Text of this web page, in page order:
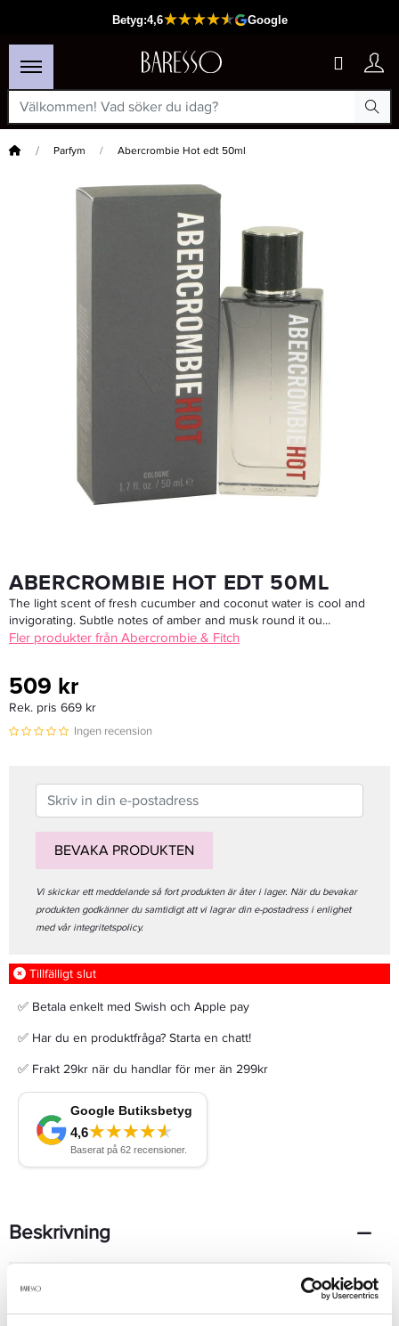
Hem Parfym Abercrombie Hot edt 50ml
Passar din varukorg
Maria Nila Head & Hair Heal Care Duo 2x500 Ml
Rek. pris 849 kr 669 kr
LÄGG I VARUKORGEN
ABERCROMBIE HOT EDT 50ML
The light scent of fresh cucumber and coconut water is cool and
invigorating. Subtle notes of amber and musk round it ou...
Fler produkter från Abercrombie & Fitch
509 kr
Rek. pris 669 kr
Ingen recension
BEVAKA PRODUKTEN
Vi skickar ett meddelande så fort produkten är åter i lager. När du bevakar
produkten godkänner du samtidigt att vi lagrar din e-postadress i enlighet
med vår integritetspolicy.
Tillfälligt slut
✅ Betala enkelt med Swish och Apple pay
✅ Har du en produktfråga? Starta en chatt!
✅ Frakt 29kr när du handlar för mer än 299kr
Beskrivning
The light scent of fresh cucumber and coconut water is cool
and invigorating. Subtle notes of amber and musk round it out
with a masculine finish.